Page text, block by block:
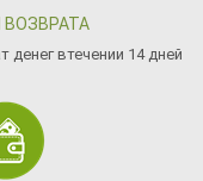
ВОЗВРАТА
втечении 14 дней